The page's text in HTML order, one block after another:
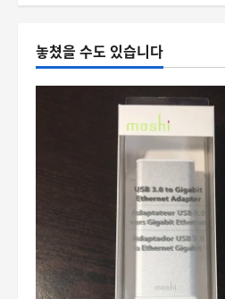
놓쳤을 수도 있습니다